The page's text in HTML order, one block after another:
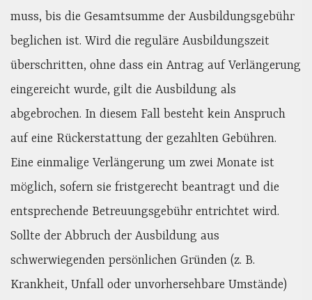
muss, bis die Gesamtsumme der Ausbildungsgebühr
beglichen ist. Wird die reguläre Ausbildungszeit
überschritten, ohne dass ein Antrag auf Verlängerung
eingereicht wurde, gilt die Ausbildung als
abgebrochen. In diesem Fall besteht kein Anspruch
auf eine Rückerstattung der gezahlten Gebühren.
Eine einmalige Verlängerung um zwei Monate ist
möglich, sofern sie fristgerecht beantragt und die
entsprechende Betreuungsgebühr entrichtet wird.
Sollte der Abbruch der Ausbildung aus
schwerwiegenden persönlichen Gründen (z. B.
Krankheit, Unfall oder unvorhersehbare Umstände)